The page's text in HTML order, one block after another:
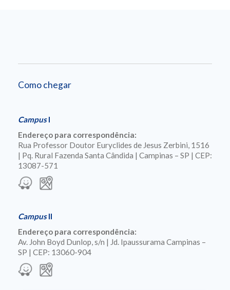
Como chegar
CampusI
Endereço para correspondência:
Rua Professor Doutor Euryclides de Jesus Zerbini, 1516
| Pq. Rural Fazenda Santa Cândida | Campinas – SP | CEP:
13087-571
CampusII
Endereço para correspondência:
Av. John Boyd Dunlop, s/n | Jd. Ipaussurama Campinas –
SP | CEP: 13060-904